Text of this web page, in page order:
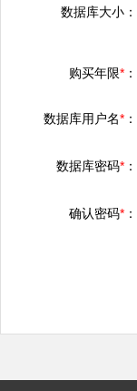
数据库大小：
购买年限* ：
数据库用户名* ：
数据库密码* ：
确认密码* ：